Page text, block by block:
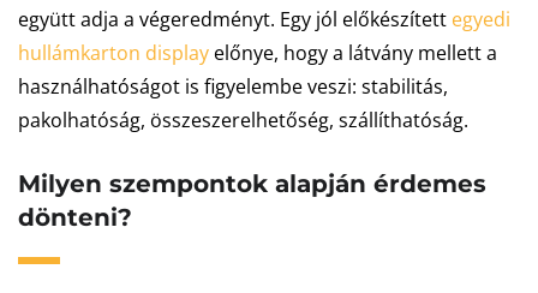
együtt adja a végeredményt. Egy jól előkészített egyedi
hullámkarton display előnye, hogy a látvány mellett a
használhatóságot is figyelembe veszi: stabilitás,
pakolhatóság, összeszerelhetőség, szállíthatóság.
Milyen szempontok alapján érdemes
dönteni?